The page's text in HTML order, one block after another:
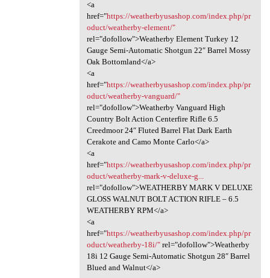
<a
href="https://weatherbyusashop.com/index.php/pr
oduct/weatherby-element/"
rel="dofollow">Weatherby Element Turkey 12
Gauge Semi-Automatic Shotgun 22″ Barrel Mossy
Oak Bottomland</a>
<a
href="https://weatherbyusashop.com/index.php/pr
oduct/weatherby-vanguard/"
rel="dofollow">Weatherby Vanguard High
Country Bolt Action Centerfire Rifle 6.5
Creedmoor 24″ Fluted Barrel Flat Dark Earth
Cerakote and Camo Monte Carlo</a>
<a
href="https://weatherbyusashop.com/index.php/pr
oduct/weatherby-mark-v-deluxe-g...
rel="dofollow">WEATHERBY MARK V DELUXE
GLOSS WALNUT BOLT ACTION RIFLE – 6.5
WEATHERBY RPM</a>
<a
href="https://weatherbyusashop.com/index.php/pr
oduct/weatherby-18i/"rel="dofollow">Weatherby
18i 12 Gauge Semi-Automatic Shotgun 28″ Barrel
Blued and Walnut</a>